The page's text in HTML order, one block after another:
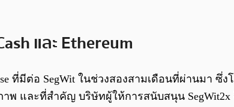
และ Ethereum
ที่มีต่อ SegWit ในช่วงสองสามเดือนที่ผ่านมา ซึ่
พ และที่สำคัญ บริษัทผู้ให้การสนับสนุน